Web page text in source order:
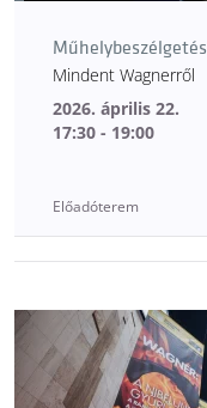
Műhelybeszélgetés
Mindent Wagnerről
2026. április 22.
17:30 - 19:00
Előadóterem